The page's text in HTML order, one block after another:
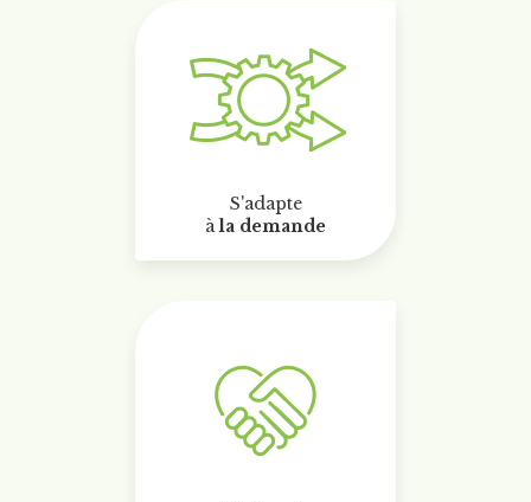
S'adapte
àla demande